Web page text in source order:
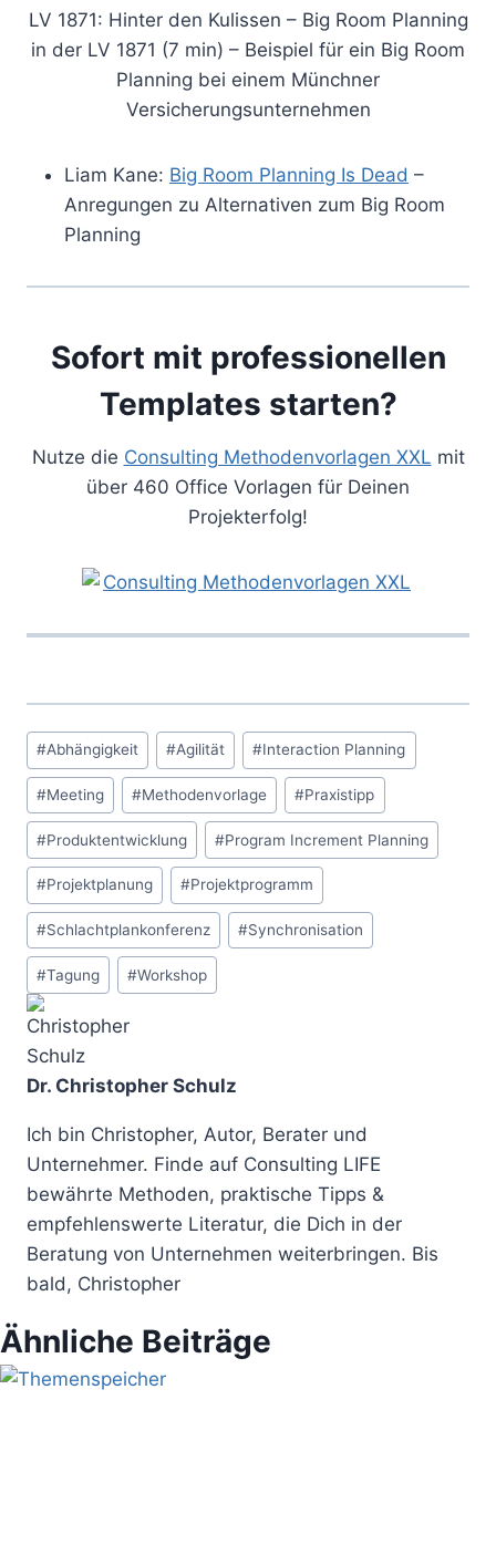
LV 1871: Hinter den Kulissen – Big Room Planning
in der LV 1871 (7 min) – Beispiel für ein Big Room
Planning bei einem Münchner
Versicherungsunternehmen
Liam Kane: Big Room Planning Is Dead –
Anregungen zu Alternativen zum Big Room
Planning
Sofort mit professionellen
Templates starten?
Nutze die Consulting Methodenvorlagen XXL mit
über 460 Office Vorlagen für Deinen
Projekterfolg!
Schlagworte:
#Abhängigkeit #Agilität #Interaction Planning
#Meeting #Methodenvorlage #Praxistipp
#Produktentwicklung #Program Increment Planning
#Projektplanung #Projektprogramm
#Schlachtplankonferenz #Synchronisation
#Tagung #Workshop
Dr. Christopher Schulz
Ich bin Christopher, Autor, Berater und
Unternehmer. Finde auf Consulting LIFE
bewährte Methoden, praktische Tipps &
empfehlenswerte Literatur, die Dich in der
Beratung von Unternehmen weiterbringen. Bis
bald, Christopher
Ähnliche Beiträge